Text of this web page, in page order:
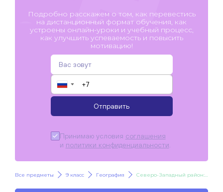
Подробно расскажем о том, как перевестись
на дистанционный формат обучения, как
устроены онлайн-уроки и учебный процесс,
как улучшить успеваемость и повысить
мотивацию!
▼
Отправить
Принимаю условия соглашения
и политики конфиденциальности
Все предметы 9 класс География Северо-Западный район: географическое положение и природа. Города на старых водных торговых путях